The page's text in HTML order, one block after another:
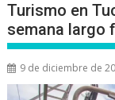
Turismo en
semana largo
9 de diciembre de